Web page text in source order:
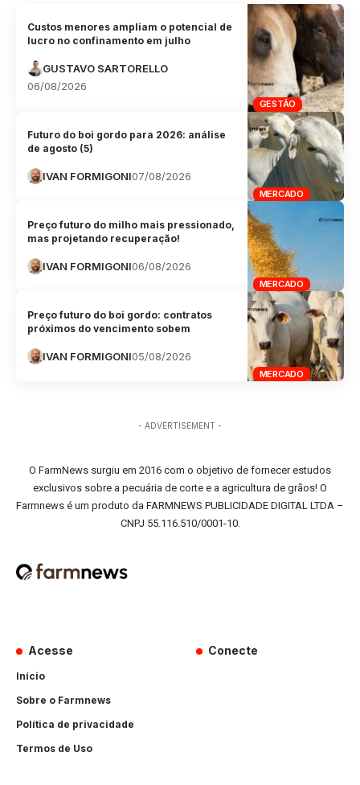
GESTÃO
Custos menores ampliam o potencial de
lucro no confinamento em julho
GUSTAVO SARTORELLO
06/08/2026
MERCADO
Futuro do boi gordo para 2026: análise
de agosto (5)
IVAN FORMIGONI07/08/2026
MERCADO
Preço futuro do milho mais pressionado,
mas projetando recuperação!
IVAN FORMIGONI06/08/2026
MERCADO
Preço futuro do boi gordo: contratos
próximos do vencimento sobem
IVAN FORMIGONI05/08/2026
- ADVERTISEMENT -
O FarmNews surgiu em 2016 com o objetivo de fornecer estudos
exclusivos sobre a pecuária de corte e a agricultura de grãos! O
Farmnews é um produto da FARMNEWS PUBLICIDADE DIGITAL LTDA –
CNPJ 55.116.510/0001-10.
Acesse
Início
Sobre o Farmnews
Política de privacidade
Termos de Uso
Conecte